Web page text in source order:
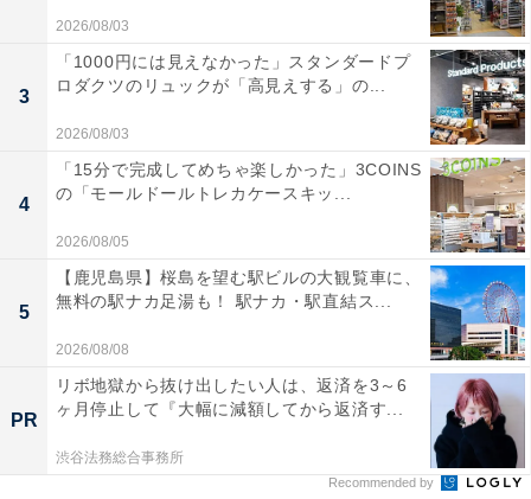
2026/08/03
3
「1000円には見えなかった」スタンダードプ
ロダクツのリュックが「高見えする」の...
2026/08/03
4
「15分で完成してめちゃ楽しかった」3COINS
の「モールドールトレカケースキッ...
2026/08/05
5
【鹿児島県】桜島を望む駅ビルの大観覧車に、
無料の駅ナカ足湯も！ 駅ナカ・駅直結ス...
2026/08/08
PR
リボ地獄から抜け出したい人は、返済を3～6
ヶ月停止して『大幅に減額してから返済す...
渋谷法務総合事務所
Recommended by